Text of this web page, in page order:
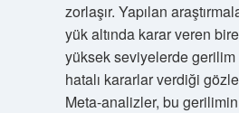
zorlaşır. Yapılan
yük altında karar veren
yüksek seviyelerde gerilim
hatalı kararlar verdiği
Meta-analizler, bu gerilimin